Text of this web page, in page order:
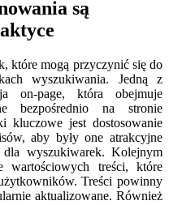
są
które mogą przyczynić się do
wyszukiwania. Jedną z
on-page, która obejmuje
bezpośrednio na stronie
kluczowe jest dostosowanie
aby były one atrakcyjne
wyszukiwarek. Kolejnym
wartościowych treści, które
Treści powinny
aktualizowane. Również